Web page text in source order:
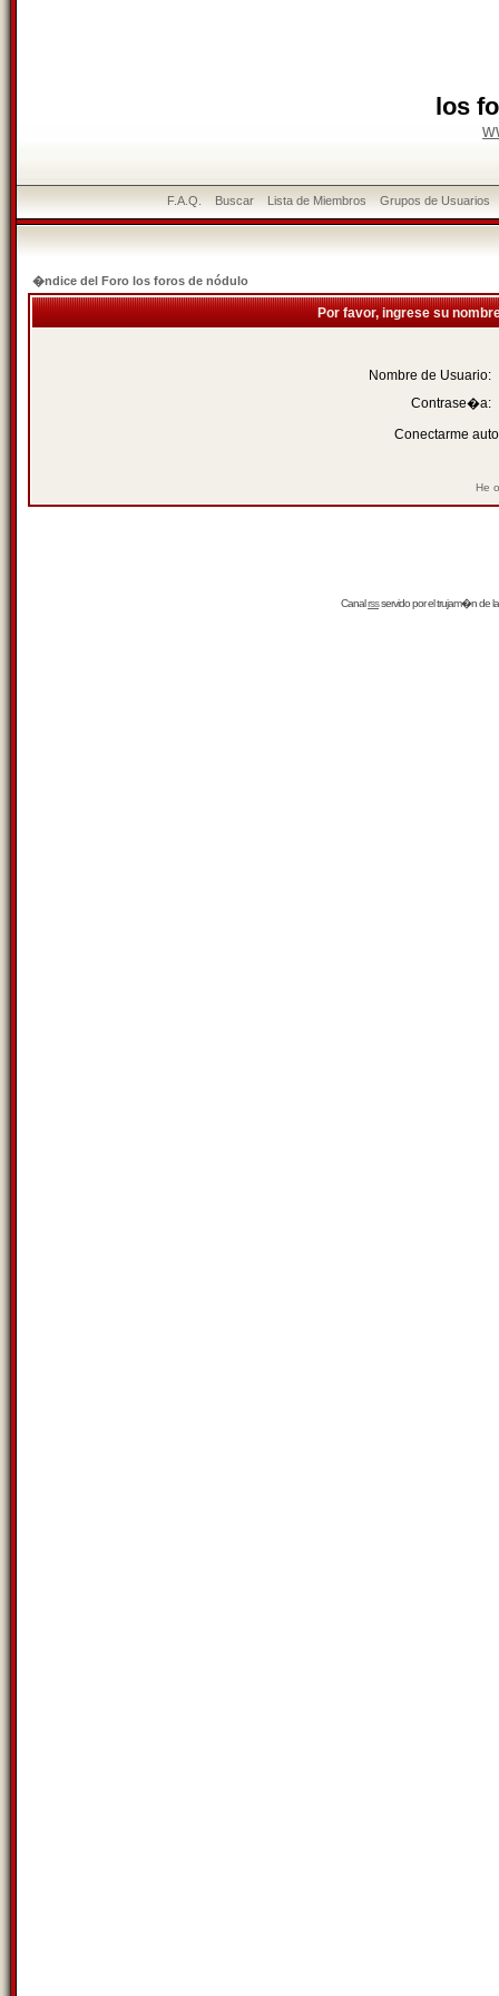
los
F.A.Q. Buscar Lista de Miembros Grupos de Usuarios
�ndice del Foro los foros de nódulo
Por favor, ingrese su
Nombre de Usuario:
Contrase�a:
Conectarme
He
Canalrssservido por eltrujam�nde